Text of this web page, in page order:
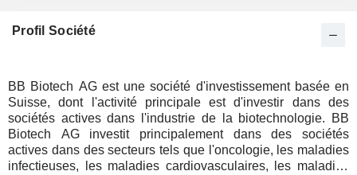
Profil Société
BB Biotech AG est une société d'investissement basée en
Suisse, dont l'activité principale est d'investir dans des
sociétés actives dans l'industrie de la biotechnologie. BB
Biotech AG investit principalement dans des sociétés
actives dans des secteurs tels que l'oncologie, les maladies
infectieuses, les maladies cardiovasculaires, les maladies